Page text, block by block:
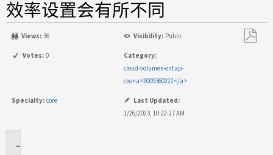
效率设置会有所不同
Views: 36 Visibility: Public
Votes: 0
Category:
cloud-volumes-ontap-
cvo<a>2009360222</a>
Specialty: core
Last Updated:
1/26/2023, 10:22:27 AM